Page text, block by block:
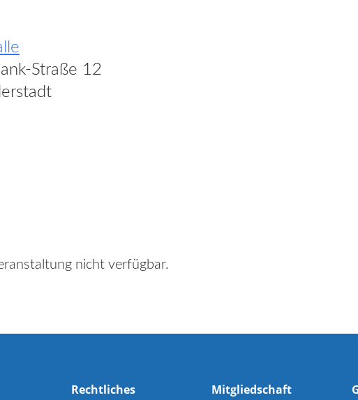
Straße 12
nicht verfügbar.
Rechtliches Mitgliedschaft